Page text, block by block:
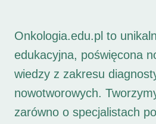
Onkologia.edu.pl to
edukacyjna, poświęcona
wiedzy z zakresu
nowotworowych.
zarówno o specjalistach